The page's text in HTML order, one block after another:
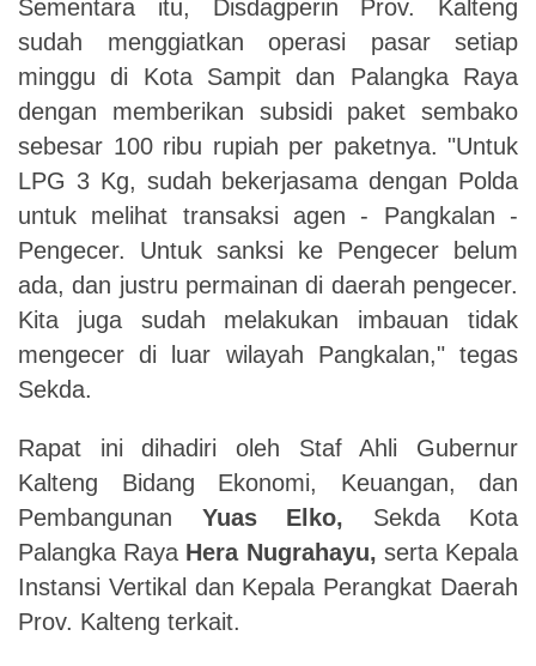
Sementara itu, Disdagperin Prov. Kalteng
sudah menggiatkan operasi pasar setiap
minggu di Kota Sampit dan Palangka Raya
dengan memberikan subsidi paket sembako
sebesar 100 ribu rupiah per paketnya. "Untuk
LPG 3 Kg, sudah bekerjasama dengan Polda
untuk melihat transaksi agen - Pangkalan -
Pengecer. Untuk sanksi ke Pengecer belum
ada, dan justru permainan di daerah pengecer.
Kita juga sudah melakukan imbauan tidak
mengecer di luar wilayah Pangkalan," tegas
Sekda.
Rapat ini dihadiri oleh Staf Ahli Gubernur
Kalteng Bidang Ekonomi, Keuangan, dan
Pembangunan Yuas Elko, Sekda Kota
Palangka Raya Hera Nugrahayu, serta Kepala
Instansi Vertikal dan Kepala Perangkat Daerah
Prov. Kalteng terkait.